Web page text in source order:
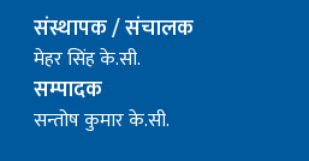
संस्थापक / संचालक
मेहर सिंह के.सी.
सम्पादक
सन्तोष कुमार के.सी.